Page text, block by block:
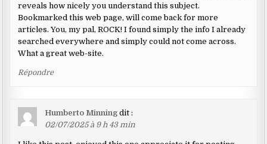
reveals how nicely you understand this subject.
Bookmarked this web page, will come back for more
articles. You, my pal, ROCK! I found simply the info I already
searched everywhere and simply could not come across.
What a great web-site.
Répondre
Humberto Minning dit :
02/07/2025 à 9 h 43 min